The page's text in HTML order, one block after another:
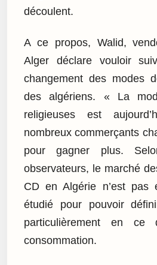
découlent.
A ce propos, Walid,
Alger déclare vouloir
changement des modes
des algériens. « La
religieuses est
nombreux commerçants
pour gagner plus.
observateurs, le marché
CD en Algérie n’est pas
étudié pour pouvoir
particulièrement en ce
consommation.